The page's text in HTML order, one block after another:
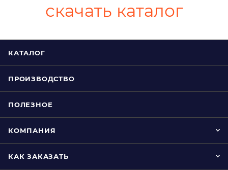
скачать каталог
КАТАЛОГ
ПРОИЗВОДСТВО
ПОЛЕЗНОЕ
КОМПАНИЯ
КАК ЗАКАЗАТЬ